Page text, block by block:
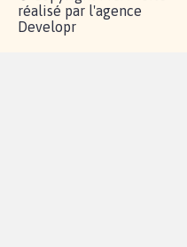
réalisé par l'agence
Developr